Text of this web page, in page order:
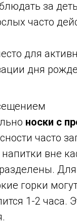
за
часто
для
дня
носки с
часто
вне
горки
1-2 часа.